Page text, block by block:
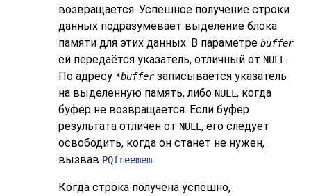
возвращается. Успешное получение строки
данных подразумевает выделение блока
памяти для этих данных. В параметре buffer
ей передаётся указатель, отличный от NULL .
По адресу *bufferзаписывается указатель
на выделенную память, либо NULL , когда
буфер не возвращается. Если буфер
результата отличен от NULL , его следует
освободить, когда он станет не нужен,
вызвав PQfreemem.
Когда строка получена успешно,